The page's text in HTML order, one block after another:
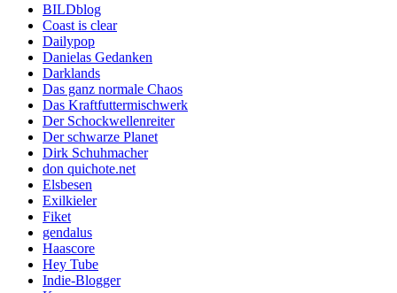
BILDblog
Coast is clear
Dailypop
Danielas Gedanken
Darklands
Das ganz normale Chaos
Das Kraftfuttermischwerk
Der Schockwellenreiter
Der schwarze Planet
Dirk Schuhmacher
don quichote.net
Elsbesen
Exilkieler
Fiket
gendalus
Haascore
Hey Tube
Indie-Blogger